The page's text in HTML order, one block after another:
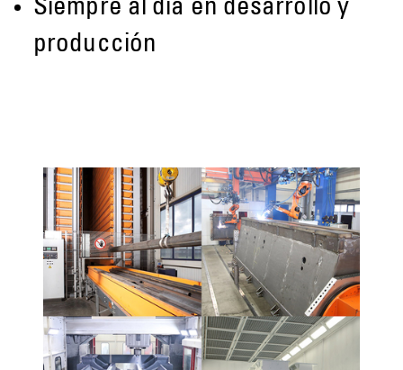
Siempre al día en desarrollo y
producción